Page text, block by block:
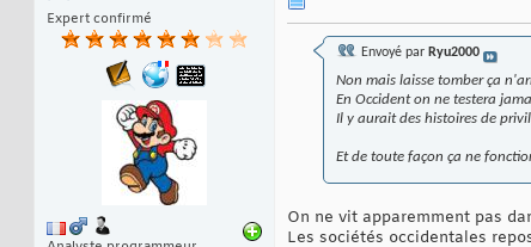
Expert confirmé
Envoyé par Ryu2000
Non mais laisse tomber ça
En Occident on ne testera
Il y aurait des histoires de
Et de toute façon ça ne
On ne vit apparemment pas
Les sociétés occidentales